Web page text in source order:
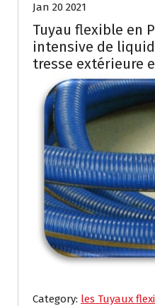
Jan 20 2021
Tuyau flexible en
intensive de
tresse extérieure
Category: les Tuyaux